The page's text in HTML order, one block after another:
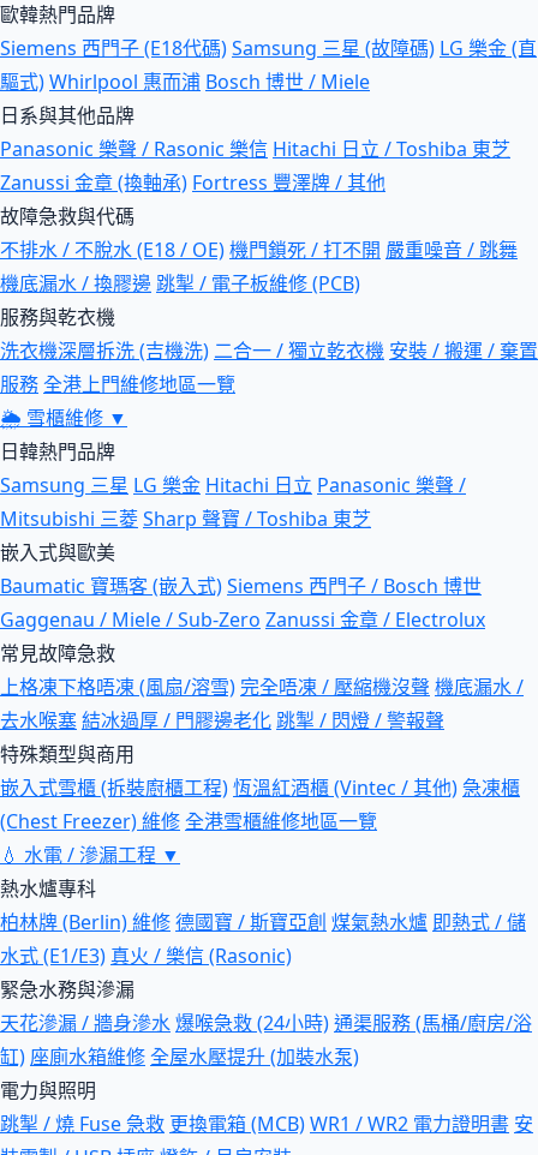
歐韓熱門品牌
Siemens 西門子 (E18代碼)Samsung 三星 (故障碼) LG 樂金 (直
驅式)Whirlpool 惠而浦 Bosch 博世 / Miele
日系與其他品牌
Panasonic 樂聲 / Rasonic 樂信 Hitachi 日立 / Toshiba 東芝
Zanussi 金章 (換軸承) Fortress 豐澤牌 / 其他
故障急救與代碼
不排水 / 不脫水 (E18 / OE)機門鎖死 / 打不開 嚴重噪音 / 跳舞
機底漏水 / 換膠邊跳掣 / 電子板維修 (PCB)
服務與乾衣機
洗衣機深層拆洗 (吉機洗) 二合一 / 獨立乾衣機 安裝 / 搬運 / 棄置
服務全港上門維修地區一覽
🌦 雪櫃維修 ▼
日韓熱門品牌
Samsung 三星 LG 樂金 Hitachi 日立 Panasonic 樂聲 /
Mitsubishi 三菱Sharp 聲寶 / Toshiba 東芝
嵌入式與歐美
Baumatic 寶瑪客 (嵌入式)Siemens 西門子 / Bosch 博世
Gaggenau / Miele / Sub-Zero Zanussi 金章 / Electrolux
常見故障急救
上格凍下格唔凍 (風扇/溶雪)完全唔凍 / 壓縮機沒聲 機底漏水 /
去水喉塞結冰過厚 / 門膠邊老化跳掣 / 閃燈 / 警報聲
特殊類型與商用
嵌入式雪櫃 (拆裝廚櫃工程)恆溫紅酒櫃 (Vintec / 其他)急凍櫃
(Chest Freezer) 維修全港雪櫃維修地區一覽
💧 水電 / 滲漏工程 ▼
熱水爐專科
柏林牌 (Berlin) 維修德國寶 / 斯寶亞創 煤氣熱水爐 即熱式 / 儲
水式 (E1/E3) 真火 / 樂信 (Rasonic)
緊急水務與滲漏
天花滲漏 / 牆身滲水爆喉急救 (24小時)通渠服務 (馬桶/廚房/浴
缸) 座廁水箱維修全屋水壓提升 (加裝水泵)
電力與照明
跳掣 / 燒 Fuse 急救 更換電箱 (MCB)WR1 / WR2 電力證明書 安